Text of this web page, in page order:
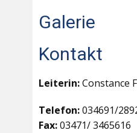
Galerie
Kontakt
Leiterin:Constance
Telefon:034691/
Fax:03471/ 3465616